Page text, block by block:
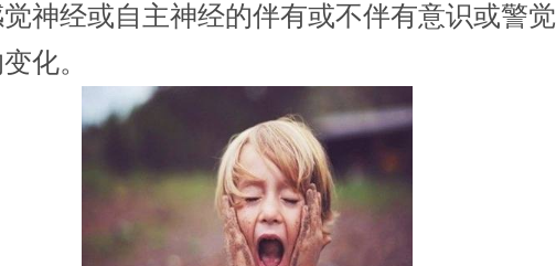
神经或自主神经的伴有或不伴有意识或警觉
化。